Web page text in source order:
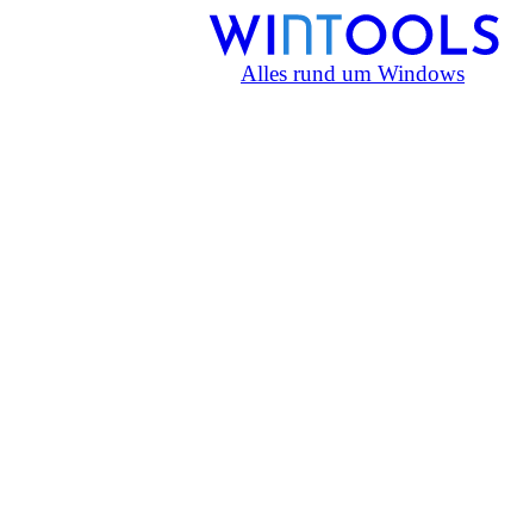
Alles rund um Windows